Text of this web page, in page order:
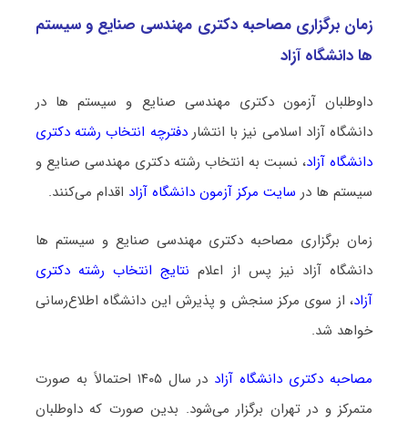
زمان برگزاری مصاحبه دکتری مهندسی صنایع و سیستم
ها دانشگاه آزاد
داوطلبان آزمون دکتری مهندسی صنایع و سیستم ها در
دانشگاه آزاد اسلامی نیز با انتشاردفترچه انتخاب رشته دکتری
دانشگاه آزاد، نسبت به انتخاب رشته دکتری مهندسی صنایع و
سیستم ها در سایت مرکز آزمون دانشگاه آزاد اقدام می‌کنند.
زمان برگزاری مصاحبه دکتری مهندسی صنایع و سیستم ها
دانشگاه آزاد نیز پس از اعلام نتایج انتخاب رشته دکتری
آزاد، از سوی مرکز سنجش و پذیرش این دانشگاه اطلاع‌رسانی
خواهد شد.
مصاحبه دکتری دانشگاه آزاد
در سال ۱۴۰۵ احتمالاً به صورت
متمرکز و در تهران برگزار می‌شود. بدین صورت که داوطلبان